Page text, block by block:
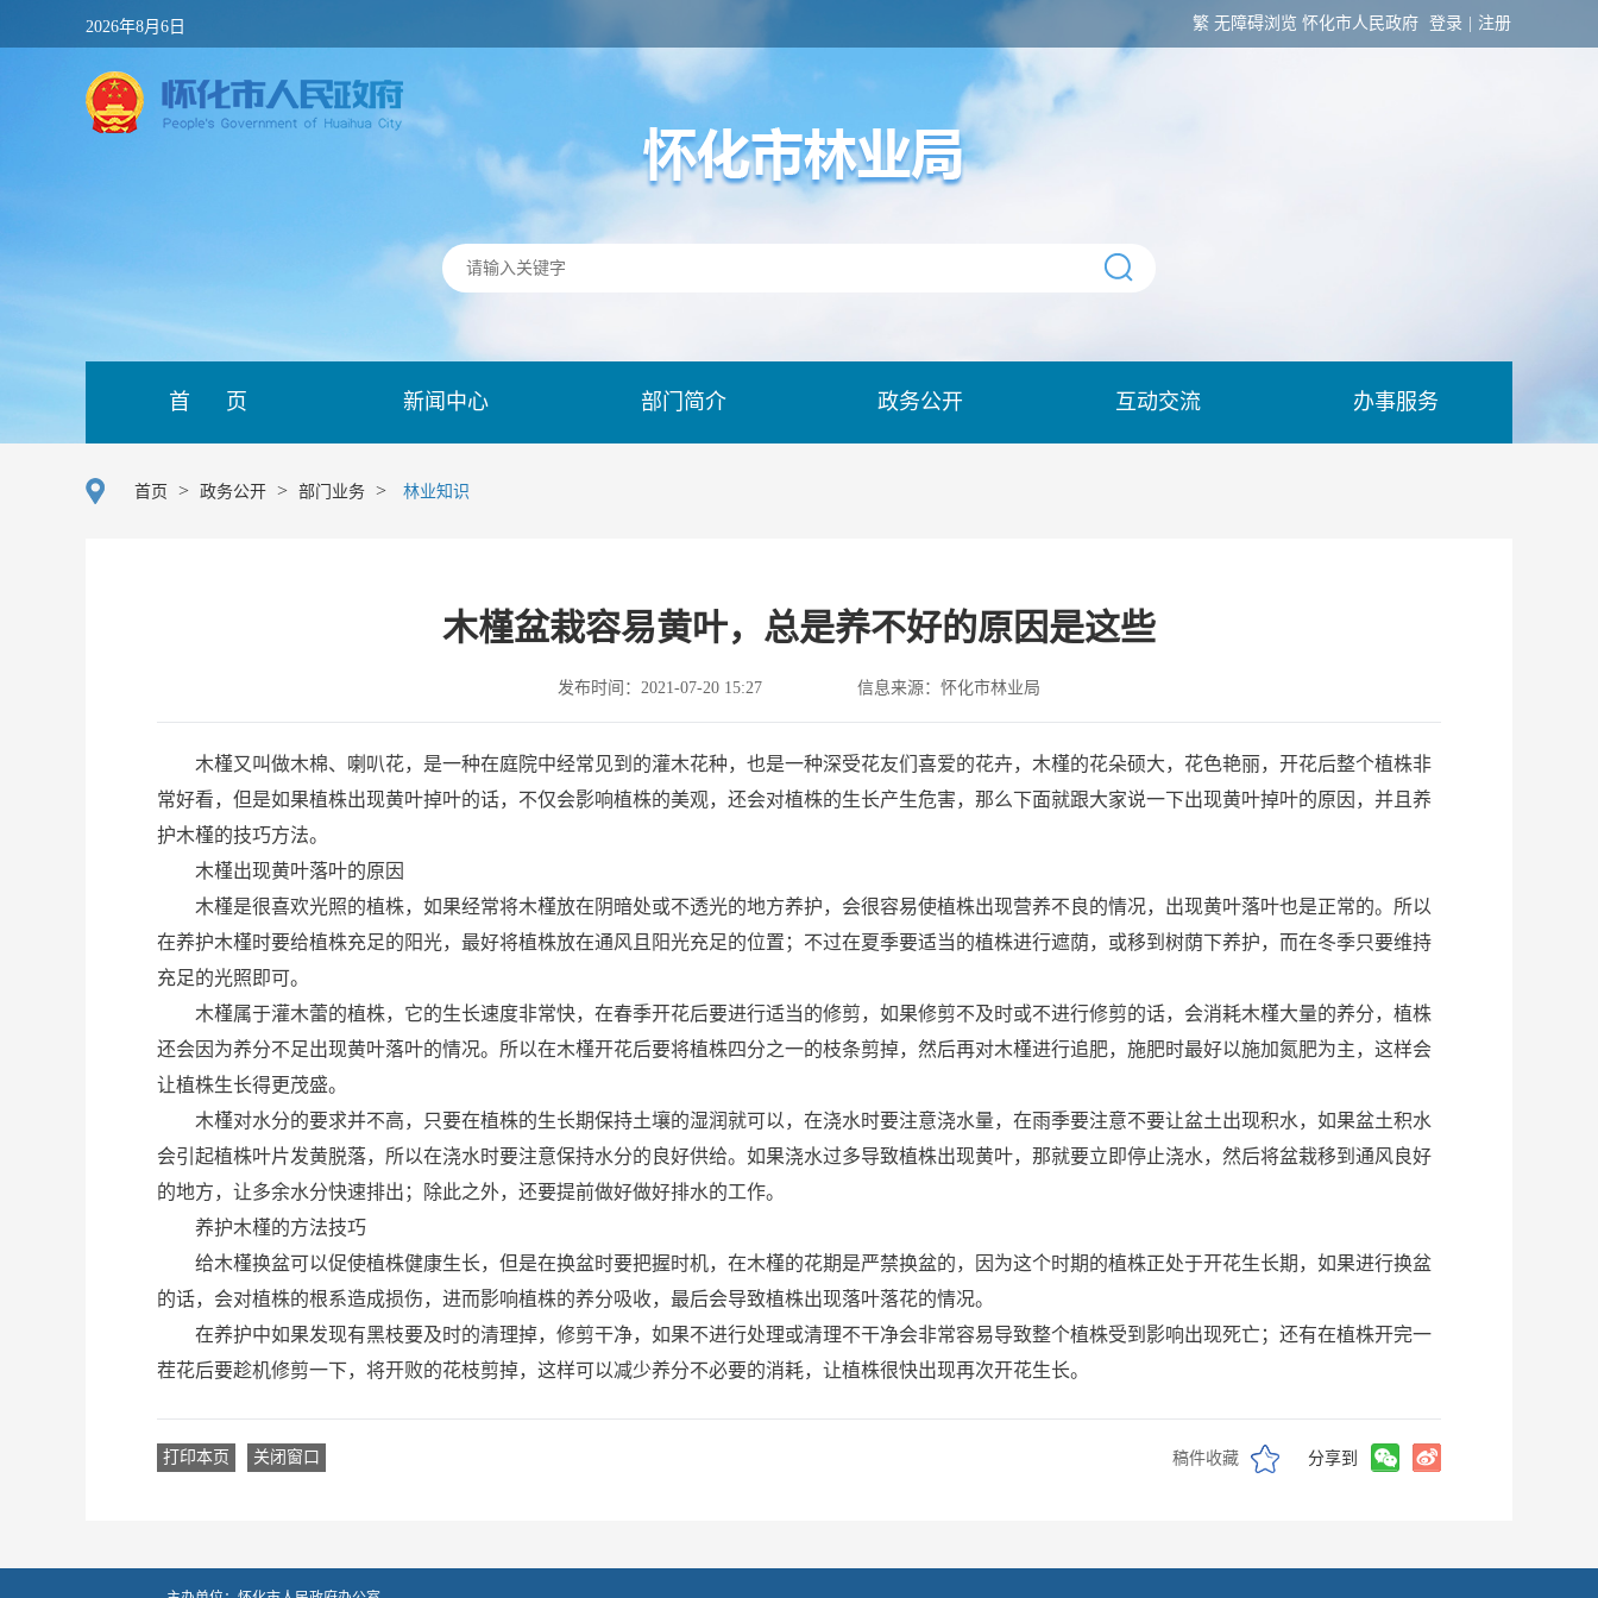
2026年8月6日 繁 无障碍浏览 怀化市人民政府 登录 注册
首 页 新闻中心 部门简介 政务公开 互动交流 办事服务
首页 > 政务公开 > 部门业务 > 林业知识
木槿盆栽容易黄叶，总是养不好的原因是这些
发布时间：2021-07-20 15:27 信息来源：怀化市林业局
木槿又叫做木棉、喇叭花，是一种在庭院中经常见到的灌木花种，也是一种深受花友们喜爱的花卉，木槿的花朵硕大，花色艳丽，开花后整个植株非
常好看，但是如果植株出现黄叶掉叶的话，不仅会影响植株的美观，还会对植株的生长产生危害，那么下面就跟大家说一下出现黄叶掉叶的原因，并且养
护木槿的技巧方法。
木槿出现黄叶落叶的原因
木槿是很喜欢光照的植株，如果经常将木槿放在阴暗处或不透光的地方养护，会很容易使植株出现营养不良的情况，出现黄叶落叶也是正常的。所以
在养护木槿时要给植株充足的阳光，最好将植株放在通风且阳光充足的位置；不过在夏季要适当的植株进行遮荫，或移到树荫下养护，而在冬季只要维持
充足的光照即可。
木槿属于灌木蕾的植株，它的生长速度非常快，在春季开花后要进行适当的修剪，如果修剪不及时或不进行修剪的话，会消耗木槿大量的养分，植株
还会因为养分不足出现黄叶落叶的情况。所以在木槿开花后要将植株四分之一的枝条剪掉，然后再对木槿进行追肥，施肥时最好以施加氮肥为主，这样会
让植株生长得更茂盛。
木槿对水分的要求并不高，只要在植株的生长期保持土壤的湿润就可以，在浇水时要注意浇水量，在雨季要注意不要让盆土出现积水，如果盆土积水
会引起植株叶片发黄脱落，所以在浇水时要注意保持水分的良好供给。如果浇水过多导致植株出现黄叶，那就要立即停止浇水，然后将盆栽移到通风良好
的地方，让多余水分快速排出；除此之外，还要提前做好做好排水的工作。
养护木槿的方法技巧
给木槿换盆可以促使植株健康生长，但是在换盆时要把握时机，在木槿的花期是严禁换盆的，因为这个时期的植株正处于开花生长期，如果进行换盆
的话，会对植株的根系造成损伤，进而影响植株的养分吸收，最后会导致植株出现落叶落花的情况。
在养护中如果发现有黑枝要及时的清理掉，修剪干净，如果不进行处理或清理不干净会非常容易导致整个植株受到影响出现死亡；还有在植株开完一
茬花后要趁机修剪一下，将开败的花枝剪掉，这样可以减少养分不必要的消耗，让植株很快出现再次开花生长。
打印本页 关闭窗口 稿件收藏 分享到